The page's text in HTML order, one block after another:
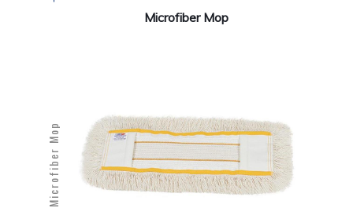
Microfiber Mop
Microfiber Mop